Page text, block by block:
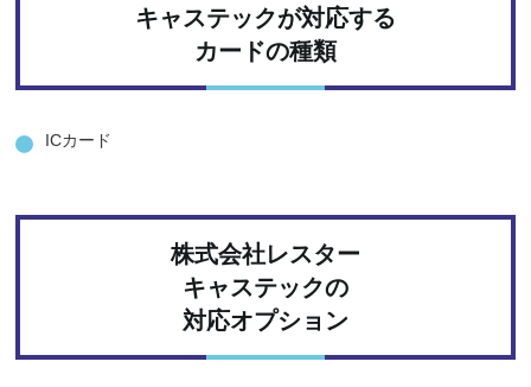
キャステックが対応する
カードの種類
ICカード
株式会社レスター
キャステックの
対応オプション